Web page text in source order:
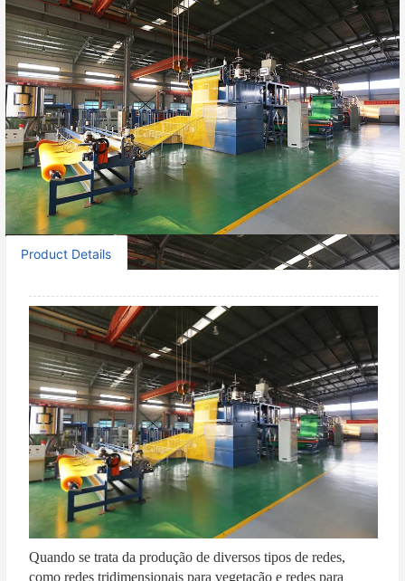
Contact Now
Share：
Product Details
Quando se trata da produção de diversos tipos de redes,
como redes tridimensionais para vegetação e redes para